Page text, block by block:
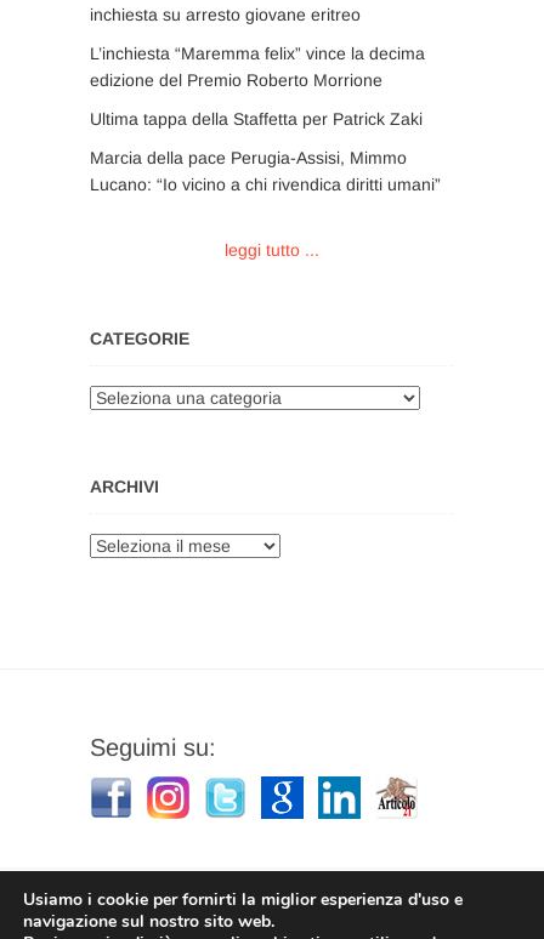
inchiesta su arresto giovane eritreo
L’inchiesta “Maremma felix” vince la decima
edizione del Premio Roberto Morrione
Ultima tappa della Staffetta per Patrick Zaki
Marcia della pace Perugia-Assisi, Mimmo
Lucano: “Io vicino a chi rivendica diritti umani”
leggi tutto ...
CATEGORIE
Categorie
ARCHIVI
Archivi
Seguimi su:
Usiamo i cookie per fornirti la miglior esperienza d'uso e
navigazione sul nostro sito web.